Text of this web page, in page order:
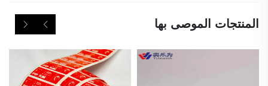
المنتجات الموصى بها